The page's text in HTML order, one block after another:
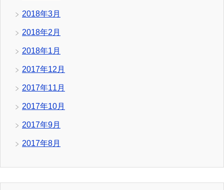
2018年3月
2018年2月
2018年1月
2017年12月
2017年11月
2017年10月
2017年9月
2017年8月